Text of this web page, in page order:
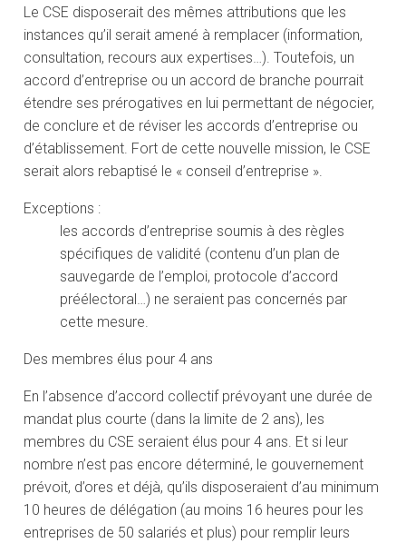
Le CSE disposerait des mêmes attributions que les
instances qu’il serait amené à remplacer (information,
consultation, recours aux expertises…). Toutefois, un
accord d’entreprise ou un accord de branche pourrait
étendre ses prérogatives en lui permettant de négocier,
de conclure et de réviser les accords d’entreprise ou
d’établissement. Fort de cette nouvelle mission, le CSE
serait alors rebaptisé le « conseil d’entreprise ».
Exceptions :
les accords d’entreprise soumis à des règles
spécifiques de validité (contenu d’un plan de
sauvegarde de l’emploi, protocole d’accord
préélectoral…) ne seraient pas concernés par
cette mesure.
Des membres élus pour 4 ans
En l’absence d’accord collectif prévoyant une durée de
mandat plus courte (dans la limite de 2 ans), les
membres du CSE seraient élus pour 4 ans. Et si leur
nombre n’est pas encore déterminé, le gouvernement
prévoit, d’ores et déjà, qu’ils disposeraient d’au minimum
10 heures de délégation (au moins 16 heures pour les
entreprises de 50 salariés et plus) pour remplir leurs